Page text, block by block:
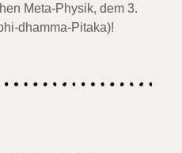
Meta-Physik, dem 3.
dhamma-Pitaka)!